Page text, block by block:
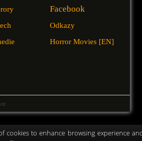
Facebook
Odkazy
Horror Movies [EN]
cookies to enhance browsing experience